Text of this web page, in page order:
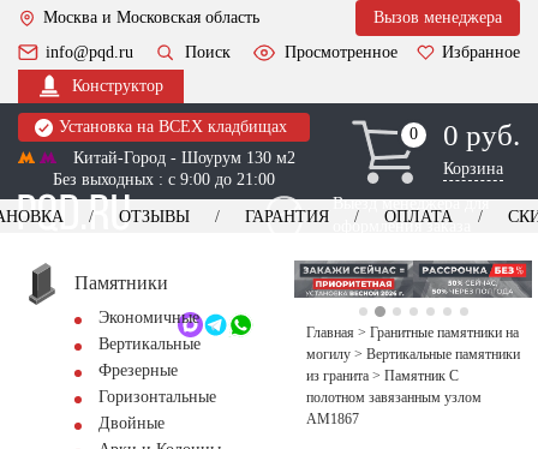
Москва и Московская область
Вызов менеджера
info@pqd.ru
Поиск Просмотренное
Избранное
Конструктор
Установка на ВСЕХ кладбищах
Китай-Город - Шоурум 130 м2
Без выходных : с 9:00 до 21:00
0
0 0 руб.
Корзина
Выезд менеджера для
оформления заказа
+7 (495) 518-44-23
Обратный звонок
ОТЗЫВЫ ГАРАНТИЯ ОПЛАТА
Памятники
Экономичные
Вертикальные
Фрезерные
Горизонтальные
Двойные
Главная > Гранитные памятники на
могилу > Вертикальные памятники
из гранита > Памятник С
полотном завязанным узлом
AM1867